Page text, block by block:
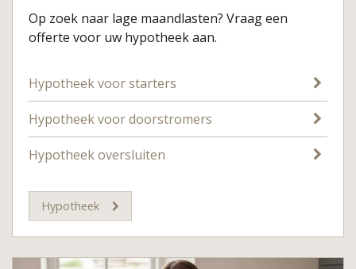
Op zoek naar lage maandlasten? Vraag een
offerte voor uw hypotheek aan.
Hypotheek voor starters
Hypotheek voor doorstromers
Hypotheek oversluiten
Hypotheek